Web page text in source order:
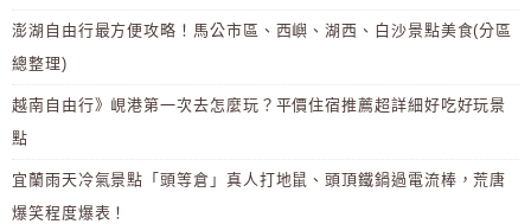
澎湖自由行最方便攻略！馬公市區、西嶼、湖西、白沙景點美食(分區
總整理)
越南自由行》峴港第一次去怎麼玩？平價住宿推薦超詳細好吃好玩景
點
宜蘭雨天冷氣景點「頭等倉」真人打地鼠、頭頂鐵鍋過電流棒，荒唐
爆笑程度爆表！